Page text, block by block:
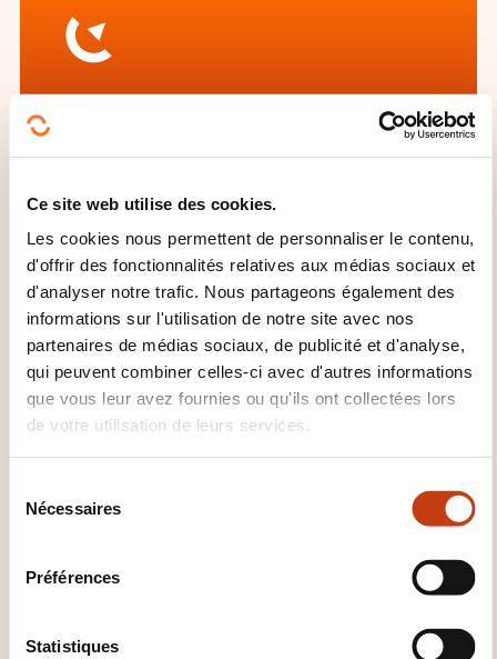
Ce site web utilise des cookies.
Les cookies nous permettent de personnaliser le contenu,
d'offrir des fonctionnalités relatives aux médias sociaux et
d'analyser notre trafic. Nous partageons également des
informations sur l'utilisation de notre site avec nos
partenaires de médias sociaux, de publicité et d'analyse,
qui peuvent combiner celles-ci avec d'autres informations
que vous leur avez fournies ou qu'ils ont collectées lors
de votre utilisation de leurs services.
Nécessaires
Préférences
Statistiques
l’organisme de formation
?
Célian Garrido
celian.garrido@esst.lu
+352 691 151 356
En savoir plus sur l’organisme de
formation: eSST
CES FORMATIONS POURRAIENT
VOUS INTÉRESSER